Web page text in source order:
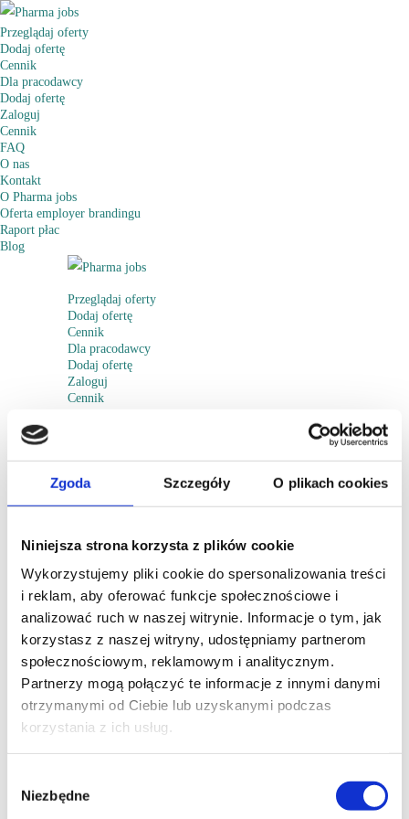
Zgoda Szczegóły O plikach cookies
Niniejsza strona korzysta z plików cookie
Wykorzystujemy pliki cookie do spersonalizowania treści
i reklam, aby oferować funkcje społecznościowe i
analizować ruch w naszej witrynie. Informacje o tym, jak
korzystasz z naszej witryny, udostępniamy partnerom
społecznościowym, reklamowym i analitycznym.
Partnerzy mogą połączyć te informacje z innymi danymi
otrzymanymi od Ciebie lub uzyskanymi podczas
korzystania z ich usług.
zgody
Niezbędne
Przeglądaj oferty
Dodaj ofertę
Cennik
Dla pracodawcy
Dodaj ofertę
Zaloguj
Cennik
FAQ
O nas
Kontakt
O Pharma jobs
Oferta employer brandingu
Raport płac
Blog
Przeglądaj oferty
Dodaj ofertę
Cennik
Dla pracodawcy
Dodaj ofertę
Zaloguj
Cennik
O Pharma jobs
Oferta employer brandingu
My Bids
My Bids
Zaloguj
Zarejestruj
22500